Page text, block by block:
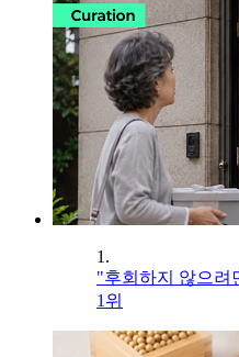
1.
"후회하지 않으려
1위